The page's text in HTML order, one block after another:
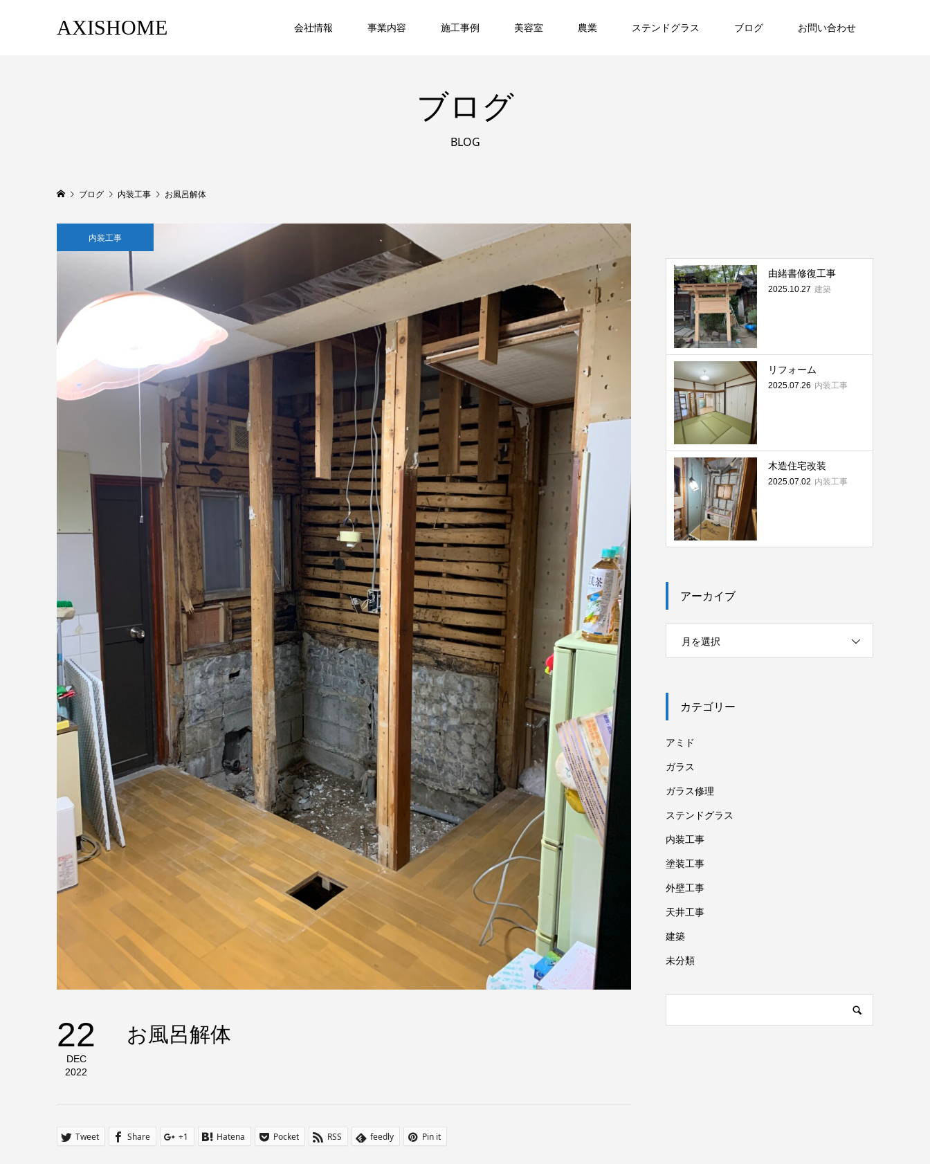
AXISHOME 会社情報 事業内容 施工事例 美容室 農業 ステンドグラス ブログ お問い合わせ
ブログ
BLOG
ブログ 内装工事 お風呂解体
内装工事
22
DEC
2022
お風呂解体
Tweet Share +1 Hatena Pocket RSS feedly Pin it
由緒書修復工事
2025.10.27 建築
リフォーム
2025.07.26 内装工事
木造住宅改装
2025.07.02 内装工事
アーカイブ
月を選択
カテゴリー
アミド
ガラス
ガラス修理
ステンドグラス
内装工事
塗装工事
外壁工事
天井工事
建築
未分類